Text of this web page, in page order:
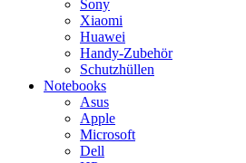
Sony
Xiaomi
Huawei
Handy-Zubehör
Schutzhüllen
Notebooks
Asus
Apple
Microsoft
Dell